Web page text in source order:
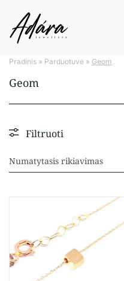
Pradinis » Parduotuve » Geom
Geom
Filtruoti